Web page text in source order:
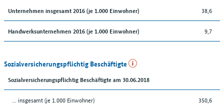
Unternehmen insgesamt 2016 (je 1.000 Einwohner) 38,6
Handwerksunternehmen 2016 (je 1.000 Einwohner) 9,7
Sozialversicherungspflichtig Beschäftigte
Sozialversicherungspflichtig Beschäftigte am 30.06.2018
... insgesamt (je 1.000 Einwohner) 350,6